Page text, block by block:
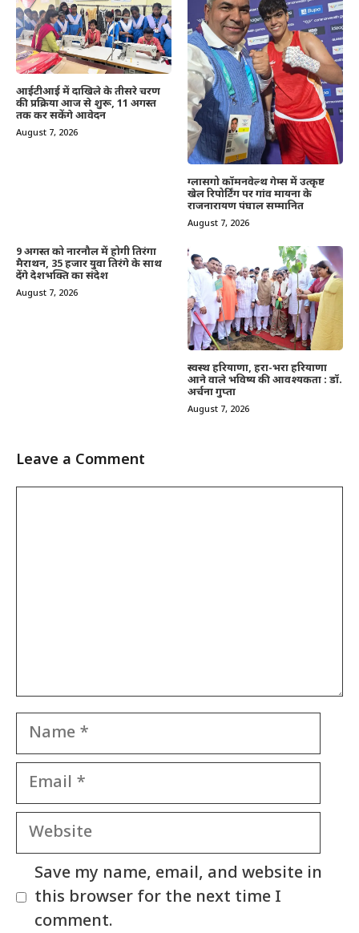
आईटीआई में दाखिले के तीसरे चरण
की प्रक्रिया आज से शुरू, 11 अगस्त
तक कर सकेंगे आवेदन
August 7, 2026
ग्लासगो कॉमनवेल्थ गेम्स में उत्कृष्ट
खेल रिपोर्टिंग पर गांव मायना के
राजनारायण पंघाल सम्मानित
August 7, 2026
9 अगस्त को नारनौल में होगी तिरंगा
मैराथन, 35 हजार युवा तिरंगे के साथ
देंगे देशभक्ति का संदेश
August 7, 2026
स्वस्थ हरियाणा, हरा-भरा हरियाणा
आने वाले भविष्य की आवश्यकता : डॉ.
अर्चना गुप्ता
August 7, 2026
Leave a Comment
Name
Email
Website
Save my name, email, and website in
this browser for the next time I
comment.